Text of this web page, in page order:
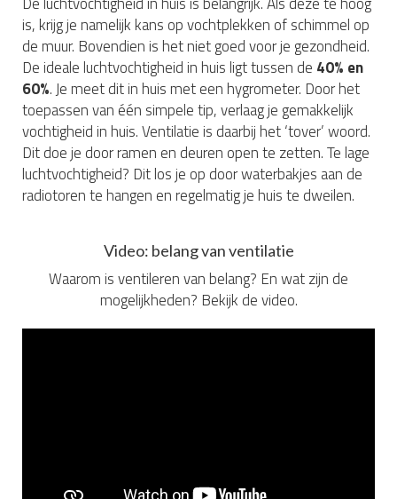
is, krijg je namelijk kans op vochtplekken of schimmel op
de muur. Bovendien is het niet goed voor je gezondheid.
De ideale luchtvochtigheid in huis ligt tussen de 40% en
60%. Je meet dit in huis met een hygrometer. Door het
toepassen van één simpele tip, verlaag je gemakkelijk
vochtigheid in huis. Ventilatie is daarbij het ‘tover’ woord.
Dit doe je door ramen en deuren open te zetten. Te lage
luchtvochtigheid? Dit los je op door waterbakjes aan de
radiotoren te hangen en regelmatig je huis te dweilen.
Video: belang van ventilatie
Waarom is ventileren van belang? En wat zijn de
mogelijkheden? Bekijk de video.